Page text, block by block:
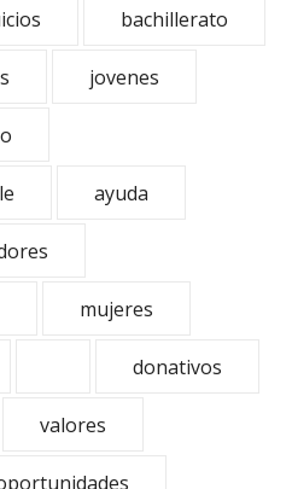
bachillerato
jovenes
ayuda
mujeres
donativos
valores